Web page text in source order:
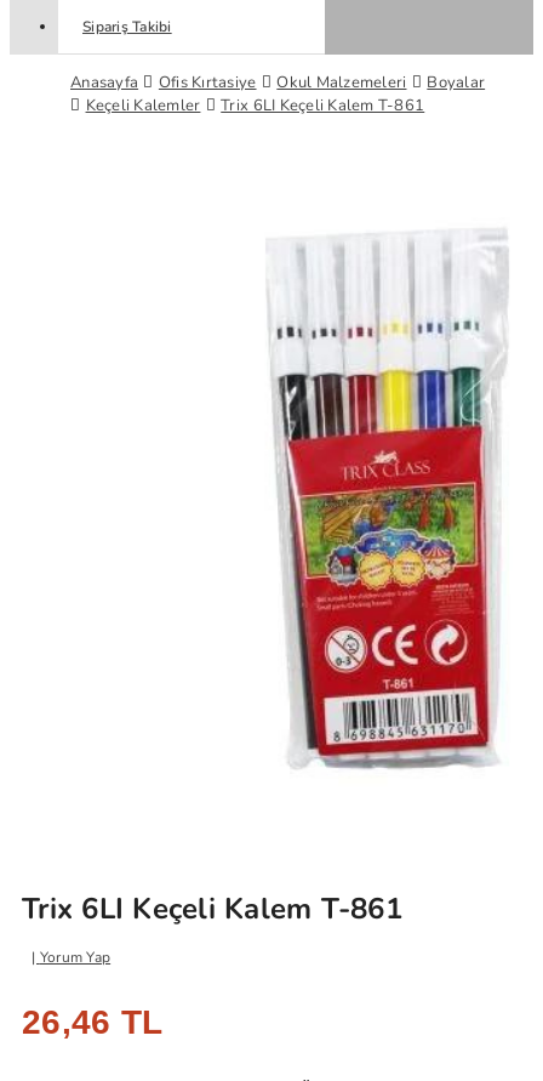
Sipariş Takibi
Anasayfa Ofis Kırtasiye Okul Malzemeleri
Boyalar
Keçeli Kalemler
Trix 6LI Keçeli Kalem T-861
Trix 6LI Keçeli Kalem T-861
Yorum Yap
26,46 TL